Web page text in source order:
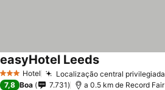
3 EstrelasHotel Localização central privilegiada
easyHotel Leeds
7,8 Boa 7.731 a 0.5 km de Record Fair